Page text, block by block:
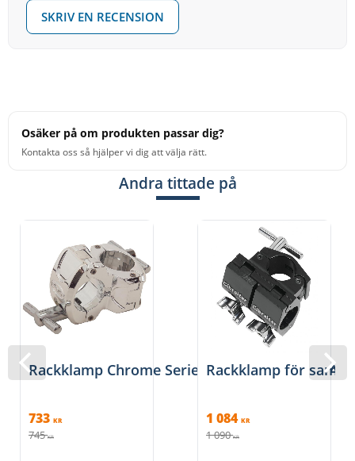
SKRIV EN RECENSION
Osäker på om produkten passar dig?
Kontakta oss så hjälper vi dig att välja rätt.
Andra tittade på
Rackklamp Chrome Series, Gibraltar SC-GCRA
733 KR
745 KR
Rackklamp för
1 084 KR
1 090 KR